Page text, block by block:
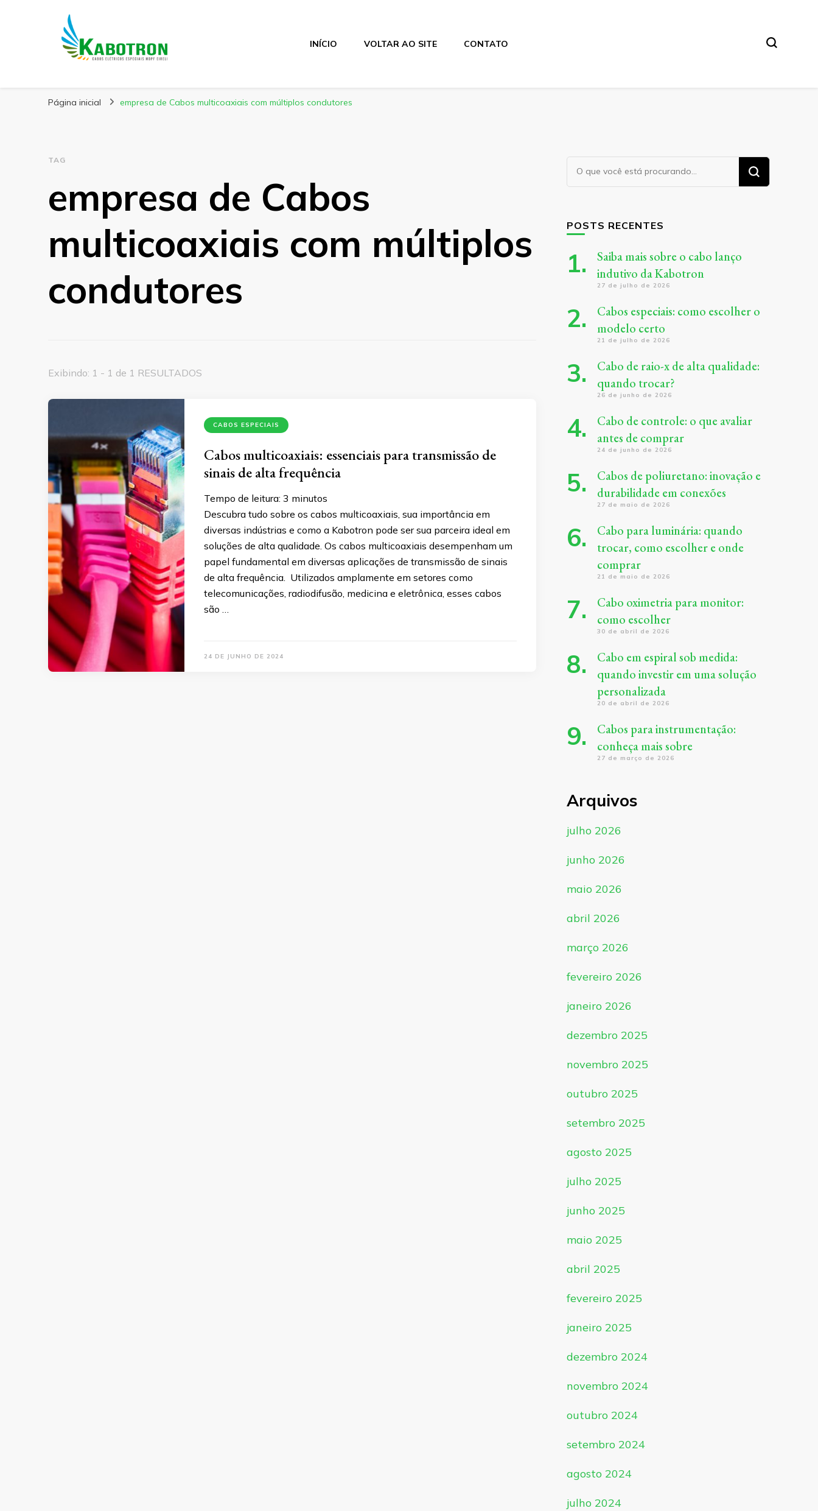
Kabotron
INÍCIO VOLTAR AO SITE CONTATO
Página inicial empresa de Cabos multicoaxiais com múltiplos condutores
TAG
empresa de Cabos
multicoaxiais com múltiplos
condutores
Exibindo: 1 - 1 de 1 RESULTADOS
CABOS ESPECIAIS
Cabos multicoaxiais: essenciais para transmissão de
sinais de alta frequência
Tempo de leitura: 3 minutos
Descubra tudo sobre os cabos multicoaxiais, sua importância em
diversas indústrias e como a Kabotron pode ser sua parceira ideal em
soluções de alta qualidade. Os cabos multicoaxiais desempenham um
papel fundamental em diversas aplicações de transmissão de sinais
de alta frequência. Utilizados amplamente em setores como
telecomunicações, radiodifusão, medicina e eletrônica, esses cabos
são …
24 DE JUNHO DE 2024
Procurando
algo?
POSTS RECENTES
Saiba mais sobre o cabo lanço
indutivo da Kabotron
27 de julho de 2026
Cabos especiais: como escolher o
modelo certo
21 de julho de 2026
Cabo de raio-x de alta qualidade:
quando trocar?
26 de junho de 2026
Cabo de controle: o que avaliar
antes de comprar
24 de junho de 2026
Cabos de poliuretano: inovação e
durabilidade em conexões
27 de maio de 2026
Cabo para luminária: quando
trocar, como escolher e onde
comprar
21 de maio de 2026
Cabo oximetria para monitor:
como escolher
30 de abril de 2026
Cabo em espiral sob medida:
quando investir em uma solução
personalizada
20 de abril de 2026
Cabos para instrumentação:
conheça mais sobre
27 de março de 2026
Arquivos
julho 2026
junho 2026
maio 2026
abril 2026
março 2026
fevereiro 2026
janeiro 2026
dezembro 2025
novembro 2025
outubro 2025
setembro 2025
agosto 2025
julho 2025
junho 2025
maio 2025
abril 2025
fevereiro 2025
janeiro 2025
dezembro 2024
novembro 2024
outubro 2024
setembro 2024
agosto 2024
julho 2024